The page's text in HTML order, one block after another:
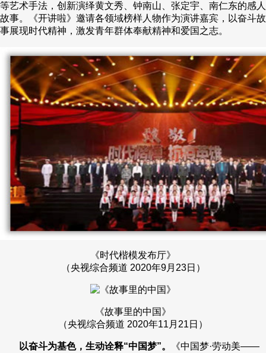
等艺术手法，创新演绎黄文秀、钟南山、张定宇、南仁东的感人
故事。《开讲啦》邀请各领域榜样人物作为演讲嘉宾，以奋斗故
事展现时代精神，激发青年群体奉献精神和爱国之志。
《时代楷模发布厅》
（央视综合频道 2020年9月23日）
《故事里的中国》
（央视综合频道 2020年11月21日）
以奋斗为基色，生动诠释“中国梦”。
《中国梦·劳动美——